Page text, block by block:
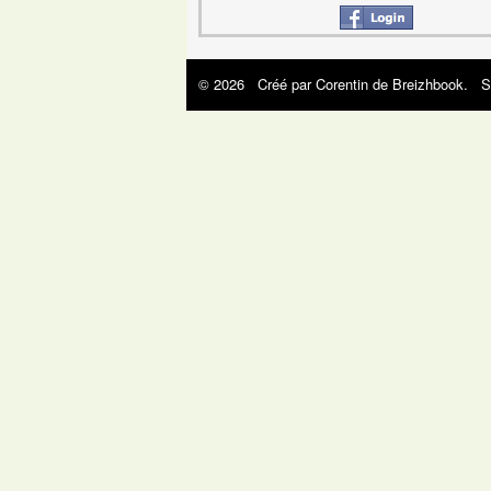
© 2026 Créé parCorentin de Breizhbook.